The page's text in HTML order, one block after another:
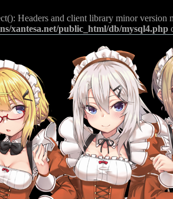
Headers and client library minor
xantesa.net/public_html/db/mysql4.php